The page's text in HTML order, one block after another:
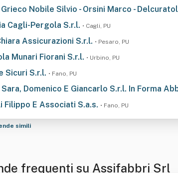
Grieco Nobile Silvio - Orsini Marco -
Cagli-Pergola S.r.l. • Cagli, PU
Assicurazioni S.r.l. • Pesaro, PU
Munari Fiorani S.r.l. • Urbino, PU
Sicuri S.r.l. • Fano, PU
Sara, Domenico E Giancarlo S.r.l. In Forma
Filippo E Associati S.a.s. • Fano, PU
simili
frequenti su Assifabbri Srl